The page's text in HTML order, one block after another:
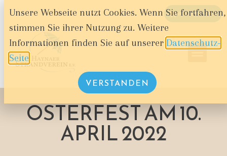
WARENKORB
OSTERFEST AM 10.
APRIL 2022
Unsere Webseite nutzt Cookies. Wenn Sie fortfahren,
stimmen Sie ihrer Nutzung zu. Weitere
Informationen finden Sie auf unserer Datenschutz-
Seite
VERSTANDEN